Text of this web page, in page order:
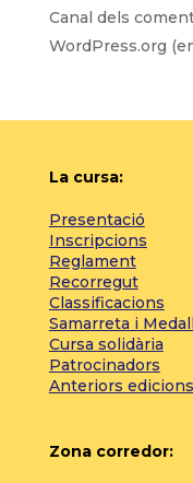
Canal dels
WordPress.org
La cursa:
Presentació
Inscripcions
Reglament
Recorregut
Classificacions
Samarreta i
Cursa solidària
Patrocinadors
Anteriors edicions
Zona corredor: